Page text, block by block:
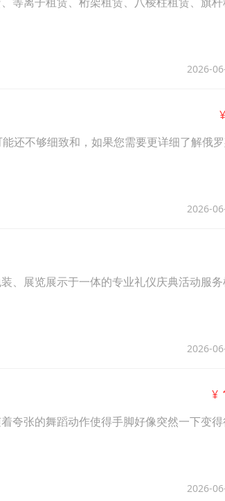
2026-
¥
还不够细致和，如果您需要更详细了解俄
2026-
、展览展示于一体的专业礼仪庆典活动服务
2026-
¥
夸张的舞蹈动作使得手脚好像突然一下变得
2026-